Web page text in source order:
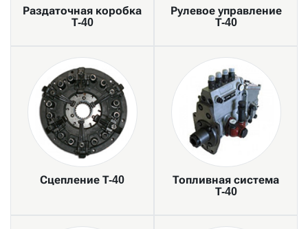
Раздаточная коробка
Т-40
Рулевое управление
Т-40
Сцепление Т-40
Топливная система
Т-40